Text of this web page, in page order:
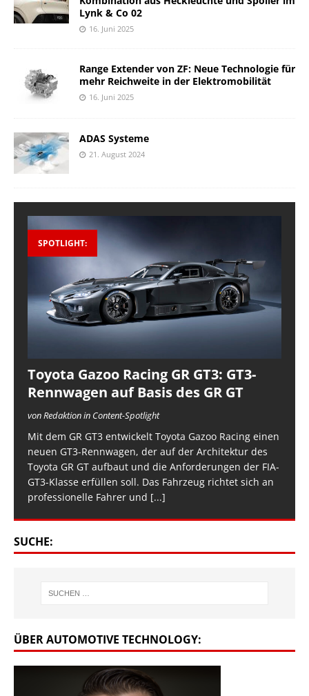
Lynk & Co 02
16. Juni 2025
Range Extender von ZF: Neue Technologie für
mehr Reichweite in der Elektromobilität
16. Juni 2025
ADAS Systeme
21. August 2024
SPOTLIGHT:
Toyota Gazoo Racing GR GT3: GT3-
Rennwagen auf Basis des GR GT
von Redaktion in Content-Spotlight
Mit dem GR GT3 entwickelt Toyota Gazoo Racing einen
neuen GT3-Rennwagen, der auf der Architektur des
Toyota GR GT aufbaut und die Anforderungen der FIA-
GT3-Klasse erfüllen soll. Das Fahrzeug richtet sich an
professionelle Fahrer und [...]
SUCHE:
ÜBER AUTOMOTIVE TECHNOLOGY: